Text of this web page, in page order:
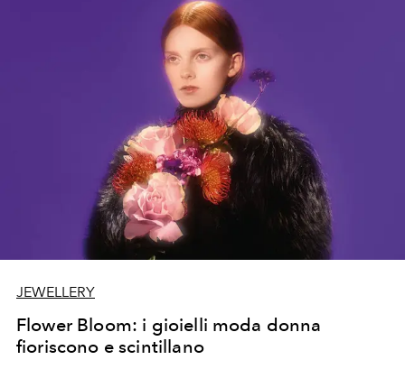
JEWELLERY
Flower Bloom: i gioielli moda donna
fioriscono e scintillano